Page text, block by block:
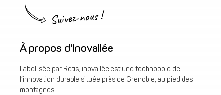
Suivez-nous !
À propos d'Inovallée
Labellisée par Retis, inovallée est une technopole de
l’innovation durable située près de Grenoble, au pied des
montagnes.